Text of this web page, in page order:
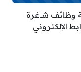
وظائف شاغرة
الإلكتروني